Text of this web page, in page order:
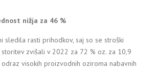
nižja za 46 %
sledila rasti prihodkov, saj so se stroški
zvišali v 2022 za 72 % oz. za 10,9
visokih proizvodnih oziroma nabavnih